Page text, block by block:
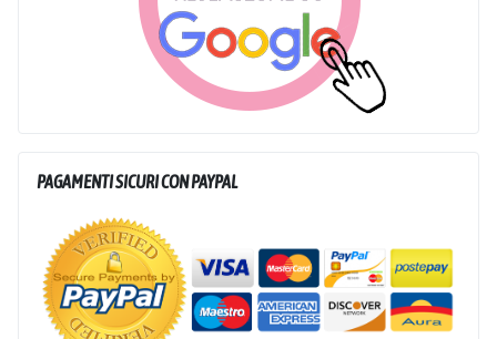
PAGAMENTI SICURI CON PAYPAL